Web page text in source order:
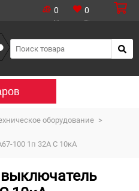
0 0
оборудование >
100 1п 32А C 10кА